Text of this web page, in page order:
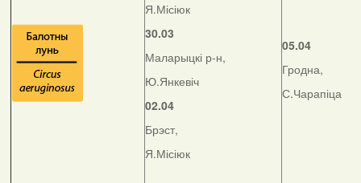
Я.Місіюк
30.03
Маларыцкі р-н,
Ю.Янкевіч
02.04
Брэст,
Я.Місіюк
05.04
Гродна,
С.Чарапіца